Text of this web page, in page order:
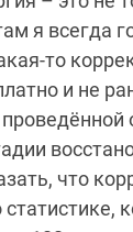
я всегда
то
и не
что